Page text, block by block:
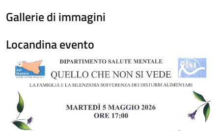
Gallerie di immagini
Locandina evento